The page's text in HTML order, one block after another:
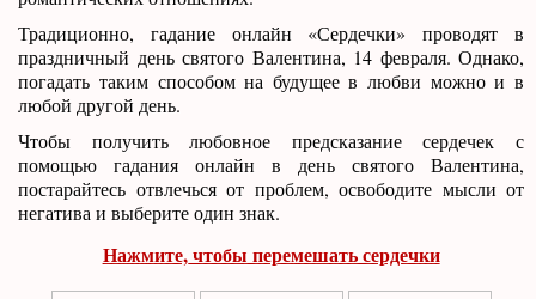
Традиционно, гадание онлайн «Сердечки» проводят в
праздничный день святого Валентина, 14 февраля. Однако,
погадать таким способом на будущее в любви можно и в
любой другой день.
Чтобы получить любовное предсказание сердечек с
помощью гадания онлайн в день святого Валентина,
постарайтесь отвлечься от проблем, освободите мысли от
негатива и выберите один знак.
Нажмите, чтобы перемешать сердечки